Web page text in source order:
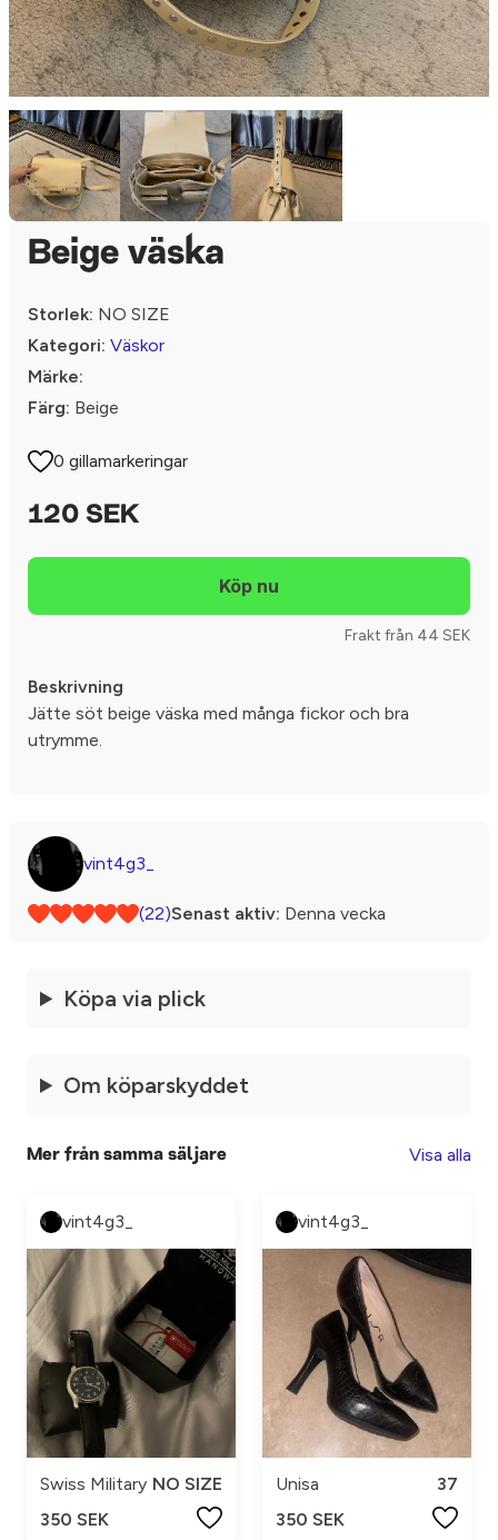
Beige väska
Storlek: NO SIZE
Kategori: Väskor
Märke:
Färg: Beige
0 gillamarkeringar
120 SEK
Frakt från 44 SEK
Beskrivning
Jätte söt beige väska med många fickor och bra
utrymme.
vint4g3_
(22)Senast aktiv: Denna vecka
Köpa via plick
Om köparskyddet
Mer från samma säljare Visa alla
vint4g3_
Swiss Military NO SIZE
350 SEK
vint4g3_
Unisa
37
350 SEK